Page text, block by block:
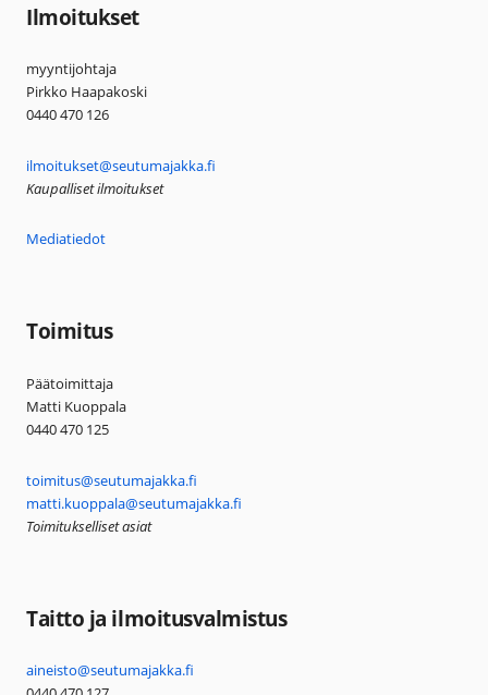
Ilmoitukset
myyntijohtaja
Pirkko Haapakoski
0440 470 126
ilmoitukset@seutumajakka.fi
Kaupalliset ilmoitukset
Mediatiedot
Toimitus
Päätoimittaja
Matti Kuoppala
0440 470 125
toimitus@seutumajakka.fi
matti.kuoppala@seutumajakka.fi
Toimitukselliset asiat
Taitto ja ilmoitusvalmistus
aineisto@seutumajakka.fi